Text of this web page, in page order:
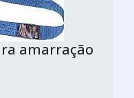
amarração